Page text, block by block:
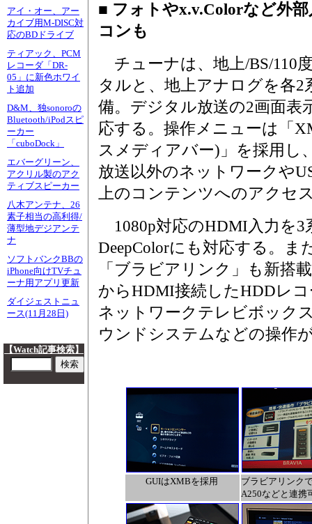
アイ・オー、アー
カイブ用M-DISC対
応のBDドライブ
ティアック、PCM
レコーダ「DR-
05」に新色ホワイ
ト追加
D&M、独sonoroの
Bluetooth/iPodスピ
ーカー
「cuboDock」
エバーグリーン、
アクリル製のアク
ティブスピーカー
八木アンテナ、26
素子相当の高利得/
薄型地デジアンテ
ナ
ソフトバンクBBの
iPhone向けTVチュ
ーナ用アプリ更新
ダイジェストニュ
ース(11月28日)
【Watch記事検索】
■ フォトやx.v.Colorなど外
コンも
チューナは、地上/BS/110
タルと、地上アナログを各2
備。デジタル放送の2画面表
応する。操作メニューは「
スメディアバー)」を採用し
放送以外のネットワークや
上のコンテンツへのアクセ
1080p対応のHDMI入力を3
DeepColorにも対応する。ま
「ブラビアリンク」も新搭
からHDMI接続したHDDレ
ネットワークテレビボック
ウンドシステムなどの操作
GUIはXMBを採用
ブラビアリンク
A250などと連携